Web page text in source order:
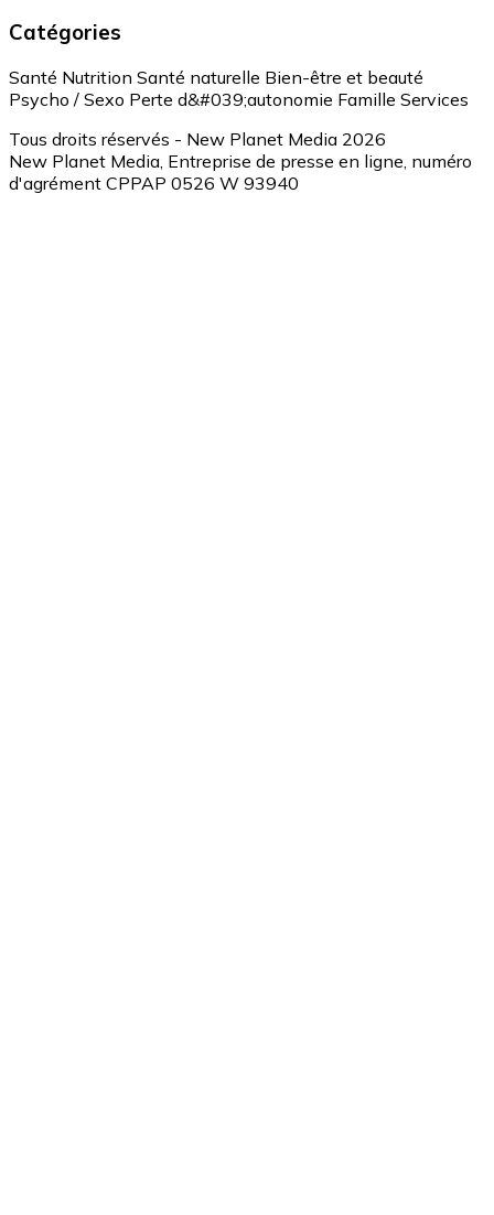
Catégories
Santé Nutrition Santé naturelle Bien-être et beauté
Psycho / Sexo Perte d&#039;autonomie Famille Services
Tous droits réservés - New Planet Media 2026
New Planet Media, Entreprise de presse en ligne, numéro
d'agrément CPPAP 0526 W 93940